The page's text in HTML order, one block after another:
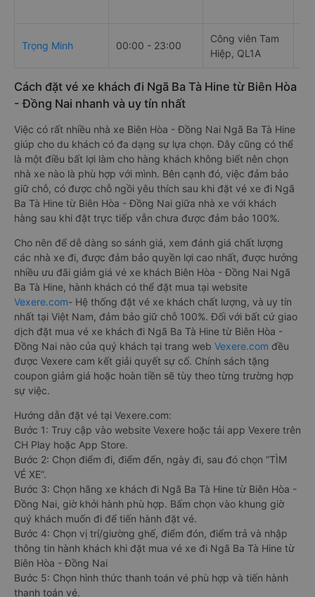
Trọng Minh 00:00 - 23:00
Công viên Tam
Hiệp, QL1A
Cách đặt vé xe khách đi Ngã Ba Tà Hine từ Biên Hòa
- Đồng Nai nhanh và uy tín nhất
Việc có rất nhiều nhà xe Biên Hòa - Đồng Nai Ngã Ba Tà Hine
giúp cho du khách có đa dạng sự lựa chọn. Đây cũng có thể
là một điều bất lợi làm cho hàng khách không biết nên chọn
nhà xe nào là phù hợp với mình. Bên cạnh đó, việc đảm bảo
giữ chỗ, có được chỗ ngồi yêu thích sau khi đặt vé xe đi Ngã
Ba Tà Hine từ Biên Hòa - Đồng Nai giữa nhà xe với khách
hàng sau khi đặt trực tiếp vẫn chưa được đảm bảo 100%.
Cho nên để dễ dàng so sánh giá, xem đánh giá chất lượng
các nhà xe đi, được đảm bảo quyền lợi cao nhất, được hưởng
nhiều ưu đãi giảm giá vé xe khách Biên Hòa - Đồng Nai Ngã
Ba Tà Hine, hành khách có thể đặt mua tại website
Vexere.com- Hệ thống đặt vé xe khách chất lượng, và uy tín
nhất tại Việt Nam, đảm bảo giữ chỗ 100%. Đối với bất cứ giao
dịch đặt mua vé xe khách đi Ngã Ba Tà Hine từ Biên Hòa -
Đồng Nai nào của quý khách tại trang web Vexere.com đều
được Vexere cam kết giải quyết sự cố. Chính sách tặng
coupon giảm giá hoặc hoàn tiền sẽ tùy theo từng trường hợp
sự việc.
Hướng dẫn đặt vé tại Vexere.com:
Bước 1: Truy cập vào website Vexere hoặc tải app Vexere trên
CH Play hoặc App Store.
Bước 2: Chọn điểm đi, điểm đến, ngày đi, sau đó chọn “TÌM
VÉ XE”.
Bước 3: Chọn hãng xe khách đi Ngã Ba Tà Hine từ Biên Hòa -
Đồng Nai, giờ khởi hành phù hợp. Bấm chọn vào khung giờ
quý khách muốn đi để tiến hành đặt vé.
Bước 4: Chọn vị trí/giường ghế, điểm đón, điểm trả và nhập
thông tin hành khách khi đặt mua vé xe đi Ngã Ba Tà Hine từ
Biên Hòa - Đồng Nai
Bước 5: Chọn hình thức thanh toán vé phù hợp và tiến hành
thanh toán vé.